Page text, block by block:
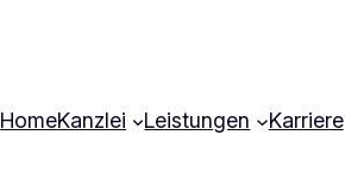
HomeKanzlei Leistungen Karriere